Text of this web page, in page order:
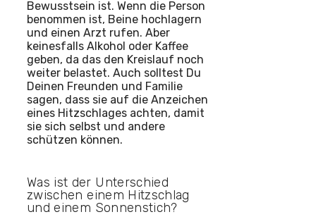
Bewusstsein ist. Wenn die Person
benommen ist, Beine hochlagern
und einen Arzt rufen. Aber
keinesfalls Alkohol oder Kaffee
geben, da das den Kreislauf noch
weiter belastet. Auch solltest Du
Deinen Freunden und Familie
sagen, dass sie auf die Anzeichen
eines Hitzschlages achten, damit
sie sich selbst und andere
schützen können.
Was ist der Unterschied
zwischen einem Hitzschlag
und einem Sonnenstich?